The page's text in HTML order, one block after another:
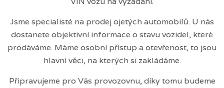
Jsme specialisté na prodej ojetých automobilů. U nás
dostanete objektivní informace o stavu vozidel, které
prodáváme. Máme osobní přístup a otevřenost, to jsou
hlavní věci, na kterých si zakládáme.
Připravujeme pro Vás provozovnu, díky tomu budeme